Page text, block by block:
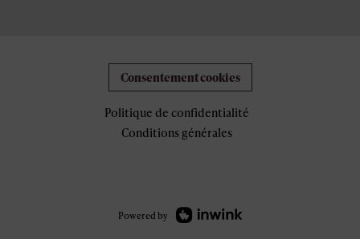
Consentement cookies
Politique de confidentialité
Conditions générales
Powered by